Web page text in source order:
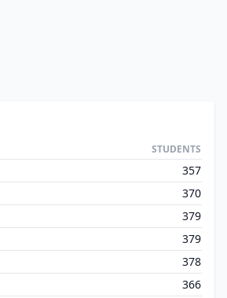
STUDENTS
357
370
379
379
378
366